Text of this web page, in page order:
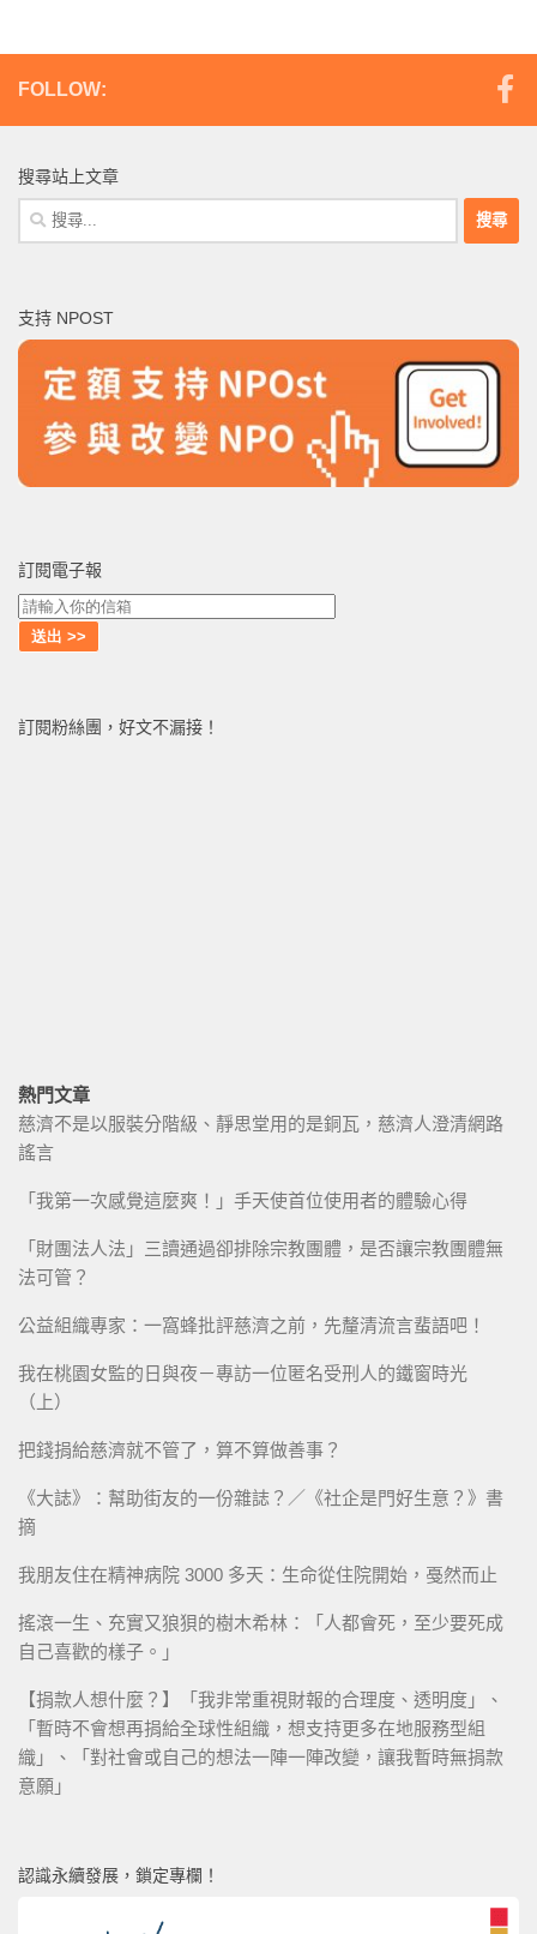
FOLLOW:
搜尋站上文章
搜
尋
字:
支持 NPOST
訂閱電子報
訂閱粉絲團，好文不漏接！
熱門文章
慈濟不是以服裝分階級、靜思堂用的是銅瓦，慈濟人澄清網路
謠言
「我第一次感覺這麼爽！」手天使首位使用者的體驗心得
「財團法人法」三讀通過卻排除宗教團體，是否讓宗教團體無
法可管？
公益組織專家：一窩蜂批評慈濟之前，先釐清流言蜚語吧！
我在桃園女監的日與夜－專訪一位匿名受刑人的鐵窗時光
（上）
把錢捐給慈濟就不管了，算不算做善事？
《大誌》：幫助街友的一份雜誌？／《社企是門好生意？》書
摘
我朋友住在精神病院 3000 多天：生命從住院開始，戞然而止
搖滾一生、充實又狼狽的樹木希林：「人都會死，至少要死成
自己喜歡的樣子。」
【捐款人想什麼？】「我非常重視財報的合理度、透明度」、
「暫時不會想再捐給全球性組織，想支持更多在地服務型組
織」、「對社會或自己的想法一陣一陣改變，讓我暫時無捐款
意願」
認識永續發展，鎖定專欄！